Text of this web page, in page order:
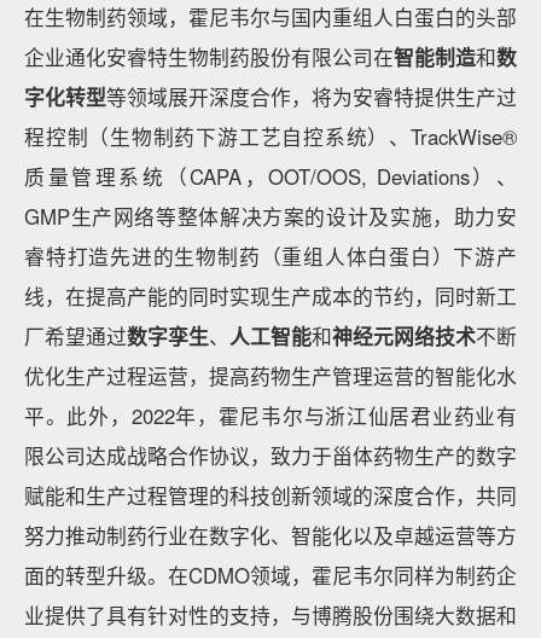
在生物制药领域，霍尼韦尔与国内重组人白蛋白的头部
企业通化安睿特生物制药股份有限公司在智能制造和数
字化转型等领域展开深度合作，将为安睿特提供生产过
程控制（生物制药下游工艺自控系统）、TrackWise®
质量管理系统（CAPA，OOT/OOS, Deviations）、
GMP生产网络等整体解决方案的设计及实施，助力安
睿特打造先进的生物制药（重组人体白蛋白）下游产
线，在提高产能的同时实现生产成本的节约，同时新工
厂希望通过数字孪生、 人工智能和神经元网络技术不断
优化生产过程运营，提高药物生产管理运营的智能化水
平。此外，2022年，霍尼韦尔与浙江仙居君业药业有
限公司达成战略合作协议，致力于甾体药物生产的数字
赋能和生产过程管理的科技创新领域的深度合作，共同
努力推动制药行业在数字化、智能化以及卓越运营等方
面的转型升级。在CDMO领域，霍尼韦尔同样为制药企
业提供了具有针对性的支持，与博腾股份围绕大数据和